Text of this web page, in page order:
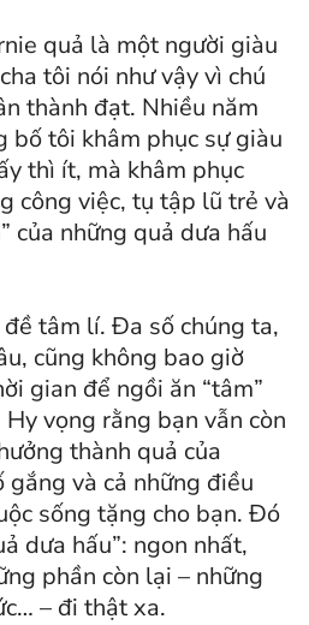
quả là một người giàu
tôi nói như vậy vì chú
thành đạt. Nhiều năm
bố tôi khâm phục sự giàu
thì ít, mà khâm phục
công việc, tụ tập lũ trẻ và
của những quả dưa hấu
đề tâm lí. Đa số chúng ta,
cũng không bao giờ
gian để ngồi ăn “tâm”
vọng rằng bạn vẫn còn
thành quả của
gắng và cả những điều
sống tặng cho bạn. Đó
dưa hấu”: ngon nhất,
phần còn lại – những
– đi thật xa.